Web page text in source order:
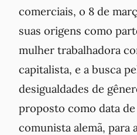
comerciais, o 8 de
suas origens como
mulher trabalhadora
capitalista, e a busca
desigualdades de
proposto como data
comunista alemã, para